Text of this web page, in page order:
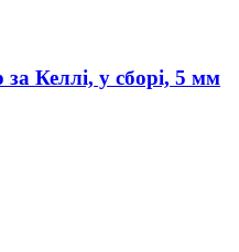
Келлі, у сборі, 5 мм